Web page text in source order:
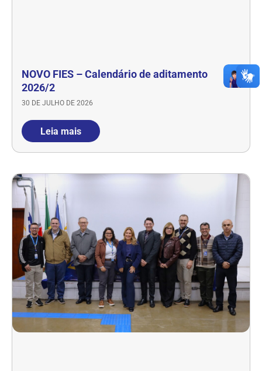
NOVO FIES – Calendário de aditamento
2026/2
30 DE JULHO DE 2026
Leia mais